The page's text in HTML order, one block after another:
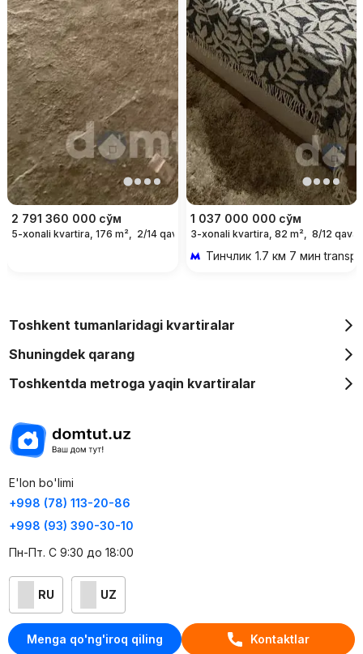
Menga qo'ng'iroq qiling Kontaktlar
2 791 360 000 сўм
5-xonali kvartira, 176 m², 2/14 qavat
1 037 000 000 сўм
3-xonali kvartira, 82 m², 8/12 qavat
Тинчлик 1.7 км 7 мин
Toshkent tumanlaridagi kvartiralar
Shuningdek qarang
Toshkentda metroga yaqin kvartiralar
E'lon bo'limi
+998 (78) 113-20-86
+998 (93) 390-30-10
Пн-Пт. С 9:30 до 18:00
RU UZ
Kontaktlar